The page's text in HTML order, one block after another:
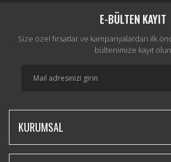
E-BÜLTEN KAYIT
Size özel fırsatlar ve kampanyalardan ilk
bültenimize kayıt olun
KURUMSAL